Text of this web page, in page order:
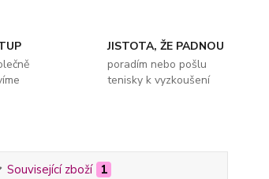
JISTOTA, ŽE PADNOU
poradím nebo pošlu
tenisky k vyzkoušení
Související zboží 1